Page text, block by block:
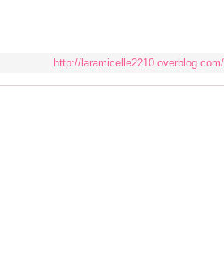
http://laramicelle2210.overblog.com/